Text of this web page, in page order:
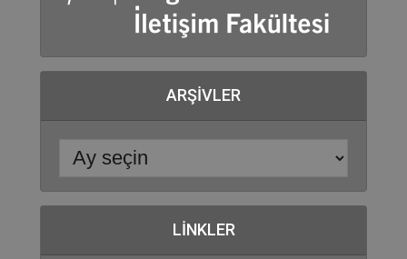
ARŞIVLER
LINKLER